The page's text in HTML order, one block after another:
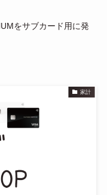
をサブカード用に発
家計